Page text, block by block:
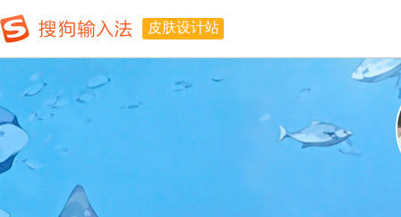
皮肤设计站